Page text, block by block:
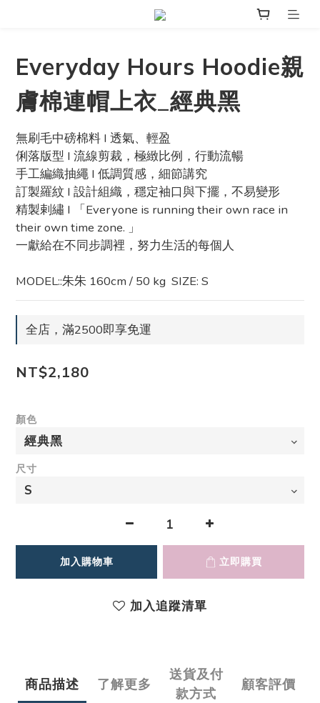
Everyday Hours Hoodie親
膚棉連帽上衣_經典黑
無刷毛中磅棉料 I 透氣、輕盈
俐落版型 I 流線剪裁，極緻比例，行動流暢
手工編織抽繩 I 低調質感，細節講究
訂製羅紋 I 設計組織，穩定袖口與下擺，不易變形
精製剌繡 I 「Everyone is running their own race in
their own time zone. 」
一獻給在不同步調裡，努力生活的每個人
MODEL::朱朱 160cm / 50 kg  SIZE: S
全店，滿2500即享免運
NT$2,180
顏色
尺寸
加入購物車 立即購買
加入追蹤清單
商品描述 了解更多
送貨及付
款方式
顧客評價